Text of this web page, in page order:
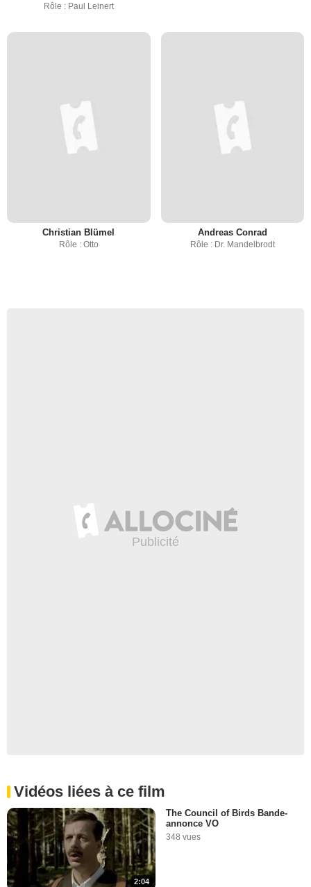
Rôle : Paul Leinert
Christian Blümel
Rôle : Otto
Andreas Conrad
Rôle : Dr. Mandelbrodt
Vidéos liées à ce film
2:04
The Council of Birds Bande-
annonce VO
348 vues